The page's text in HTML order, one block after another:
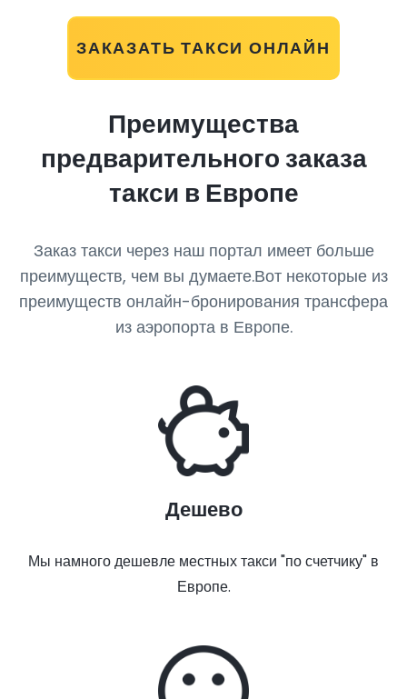
ЗАКАЗАТЬ ТАКСИ ОНЛАЙН
Преимущества
предварительного заказа
такси в Европе
Заказ такси через наш портал имеет больше
преимуществ, чем вы думаете.Вот некоторые из
преимуществ онлайн-бронирования трансфера
из аэропорта в Европе.
Дешево
Мы намного дешевле местных такси "по счетчику" в
Европе.